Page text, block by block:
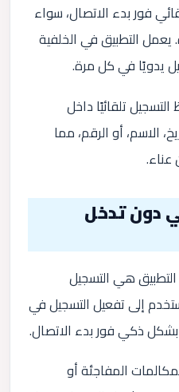
فور بدء الاتصال، سواء
التطبيق في الخلفية
يدويًا في كل مرة.
تلقائيًا داخل
الاسم، أو الرقم، مما
دون تدخل
التطبيق هي التسجيل
إلى تفعيل التسجيل في
ذكي فور بدء الاتصال.
المفاجئة أو